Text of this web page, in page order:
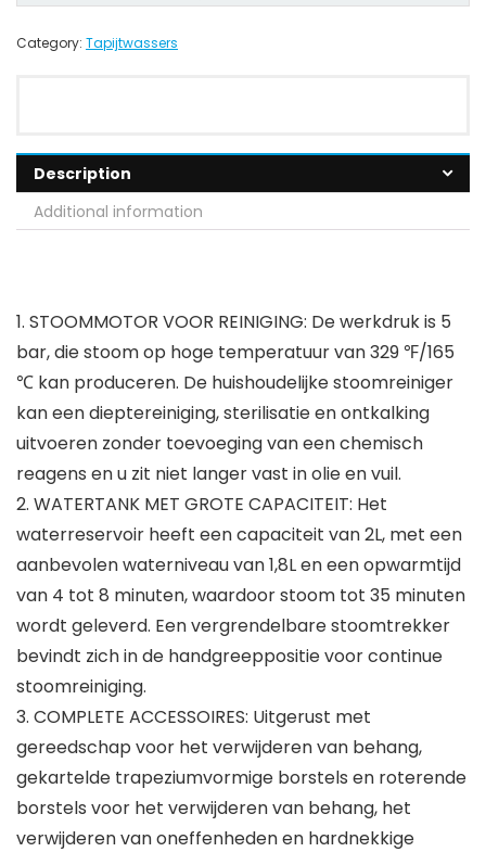
Category: Tapijtwassers
Description
Additional information
1. STOOMMOTOR VOOR REINIGING: De werkdruk is 5
bar, die stoom op hoge temperatuur van 329 ℉/165
℃ kan produceren. De huishoudelijke stoomreiniger
kan een dieptereiniging, sterilisatie en ontkalking
uitvoeren zonder toevoeging van een chemisch
reagens en u zit niet langer vast in olie en vuil.
2. WATERTANK MET GROTE CAPACITEIT: Het
waterreservoir heeft een capaciteit van 2L, met een
aanbevolen waterniveau van 1,8L en een opwarmtijd
van 4 tot 8 minuten, waardoor stoom tot 35 minuten
wordt geleverd. Een vergrendelbare stoomtrekker
bevindt zich in de handgreeppositie voor continue
stoomreiniging.
3. COMPLETE ACCESSOIRES: Uitgerust met
gereedschap voor het verwijderen van behang,
gekartelde trapeziumvormige borstels en roterende
borstels voor het verwijderen van behang, het
verwijderen van oneffenheden en hardnekkige